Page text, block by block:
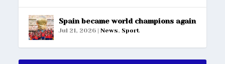
Spain became world champions again
Jul 21, 2026 |News, Sport